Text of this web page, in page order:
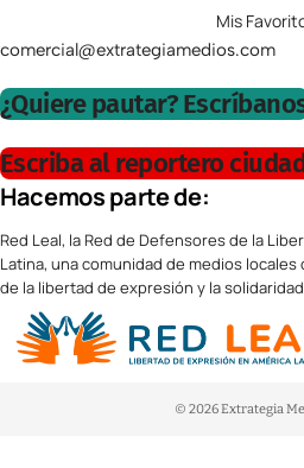
Mis
comercial@extrategiamedios.com
¿Quiere pautar?
Escriba al reportero
Hacemos parte de:
Red Leal, la Red de Defensores de la
Latina, una comunidad de medios
de la libertad de expresión y la
© 2026 Extrategia